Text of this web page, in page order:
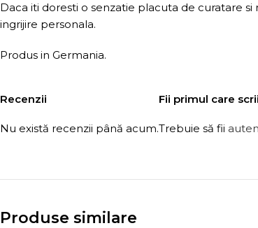
Daca iti doresti o senzatie placuta de curatare
ingrijire personala.
Produs in Germania.
Recenzii
Nu există recenzii până acum.
Fii primul care
Trebuie să fii
Produse similare